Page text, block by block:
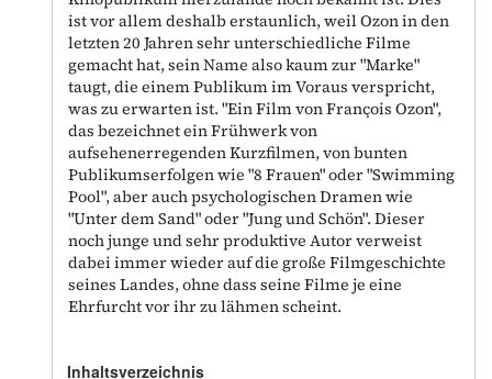
ist vor allem deshalb erstaunlich, weil Ozon in den
letzten 20 Jahren sehr unterschiedliche Filme
gemacht hat, sein Name also kaum zur "Marke"
taugt, die einem Publikum im Voraus verspricht,
was zu erwarten ist. "Ein Film von François Ozon",
das bezeichnet ein Frühwerk von
aufsehenerregenden Kurzfilmen, von bunten
Publikumserfolgen wie "8 Frauen" oder "Swimming
Pool", aber auch psychologischen Dramen wie
"Unter dem Sand" oder "Jung und Schön". Dieser
noch junge und sehr produktive Autor verweist
dabei immer wieder auf die große Filmgeschichte
seines Landes, ohne dass seine Filme je eine
Ehrfurcht vor ihr zu lähmen scheint.
Inhaltsverzeichnis